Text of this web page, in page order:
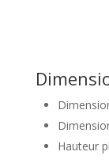
Hauteur